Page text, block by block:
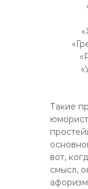
Такие
вот,
смысл,